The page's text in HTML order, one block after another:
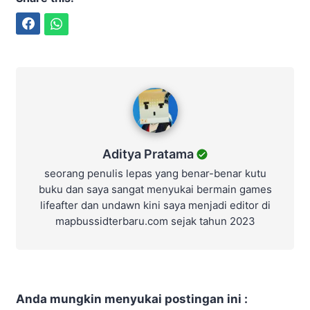
Aditya Pratama
seorang penulis lepas yang benar-benar kutu
buku dan saya sangat menyukai bermain games
lifeafter dan undawn kini saya menjadi editor di
mapbussidterbaru.com sejak tahun 2023
Anda mungkin menyukai postingan ini :